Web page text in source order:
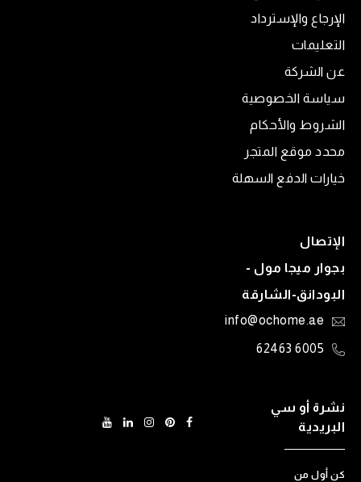
الإرجاع والإسترداد
التعليمات
عن الشركة
سياسة الخصوصية
الشروط والأحكام
محدد موقع المتجر
خيارات الدفع السهلة
الإتصال
بجوار ميجا مول -
البودانق-الشارقة
info@ochome.ae
6005 62463
نشرة أو سي
البريدية
كن أول من